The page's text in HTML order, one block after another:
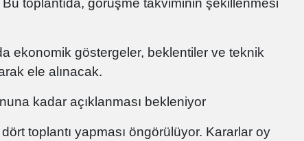
toplantıda, görüşme takviminin şekillenmesi
ekonomik göstergeler, beklentiler ve teknik
ele alınacak.
kadar açıklanması bekleniyor
toplantı yapması öngörülüyor. Kararlar oy